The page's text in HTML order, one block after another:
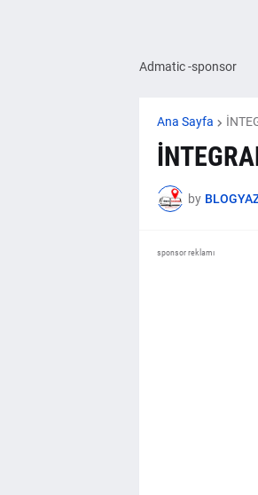
Admatic -sponsor
Ana Sayfa
by
sponsor reklamı